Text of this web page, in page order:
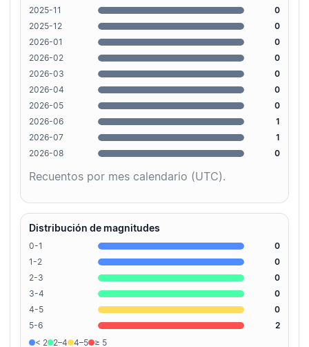
2025-11
0
2025-12
0
2026-01
0
2026-02
0
2026-03
0
2026-04
0
2026-05
0
2026-06
1
2026-07
1
2026-08
0
Recuentos por mes calendario (UTC).
Distribución de magnitudes
0-1
0
1-2
0
2-3
0
3-4
0
4-5
0
5-6
2
< 2
2–4 4–5 ≥ 5